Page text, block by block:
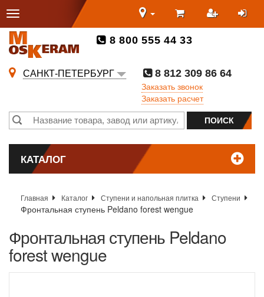
8 800 555 44 33
САНКТ-ПЕТЕРБУРГ
8 812 309 86 64
Заказать звонок
Заказать расчет
КАТАЛОГ
Главная Каталог Ступени и напольная плитка Ступени
Фронтальная ступень Peldano forest wengue
Фронтальная ступень Peldano
forest wengue